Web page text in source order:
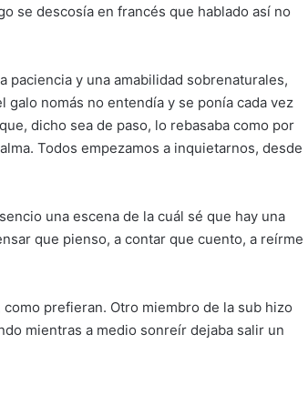
se descosía en francés que hablado así no
paciencia y una amabilidad sobrenaturales,
nomás no entendía y se ponía cada vez
dicho sea de paso, lo rebasaba como por
Todos empezamos a inquietarnos, desde
una escena de la cuál sé que hay una
que pienso, a contar que cuento, a reírme
prefieran. Otro miembro de la sub hizo
mientras a medio sonreír dejaba salir un